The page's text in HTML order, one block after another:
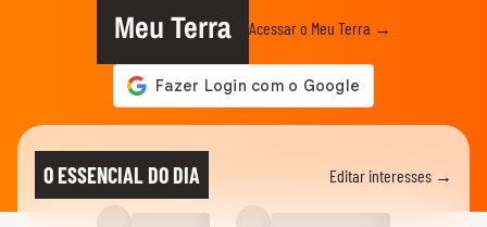
Meu Terra Acessar o Meu Terra →
O ESSENCIAL DO DIA Editar interesses →